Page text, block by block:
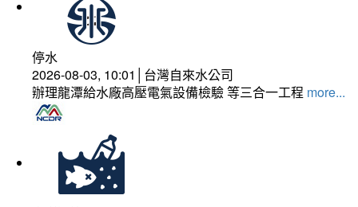
停水
2026-08-03, 10:01│台灣自來水公司
辦理龍潭給水廠高壓電氣設備檢驗 等三合一工程 more...